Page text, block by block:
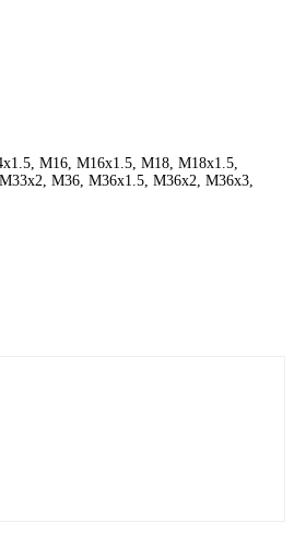
M16, M16x1.5, M18, M18x1.5,
M36, M36x1.5, M36x2, M36x3,